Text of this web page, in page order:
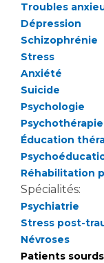
Troubles
Dépression
Schizophrénie
Stress
Anxiété
Suicide
Psychologie
Psychothérapie
Éducation
Réhabilitation
Spécialités:
Psychiatrie
Stress post-
Névroses
Patients sourds